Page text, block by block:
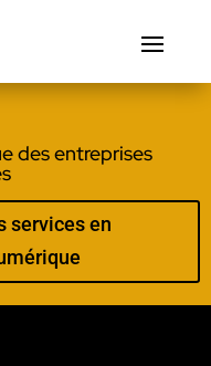
des entreprises
services en